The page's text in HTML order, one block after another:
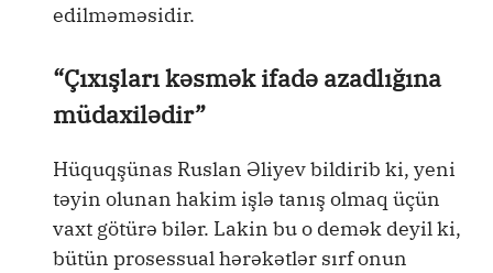
edilməməsidir.
“Çıxışları kəsmək ifadə azadlığına
müdaxilədir”
Hüquqşünas Ruslan Əliyev bildirib ki, yeni
təyin olunan hakim işlə tanış olmaq üçün
vaxt götürə bilər. Lakin bu o demək deyil ki,
bütün prosessual hərəkətlər sırf onun